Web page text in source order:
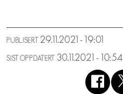
PUBLISERT 29.11.2021 - 19:01
SIST OPPDATERT 30.11.2021 - 10:54